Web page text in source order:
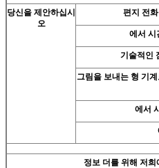
당신을 제안하십시
오
편지 전
에서 시
기술적인
그림을 보내는 형 기
에서
정보 더를 위해 저